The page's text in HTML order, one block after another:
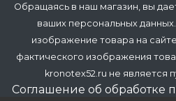
Обращаясь в наш магазин, вы
ваших персональных
изображение товара на
фактического изображения
kronotex52.ru не является
Соглашение об обработке